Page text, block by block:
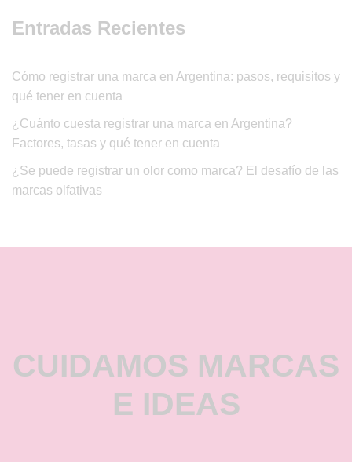
Entradas Recientes
Cómo registrar una marca en Argentina: pasos, requisitos y
qué tener en cuenta
¿Cuánto cuesta registrar una marca en Argentina?
Factores, tasas y qué tener en cuenta
¿Se puede registrar un olor como marca? El desafío de las
marcas olfativas
CUIDAMOS MARCAS
E IDEAS